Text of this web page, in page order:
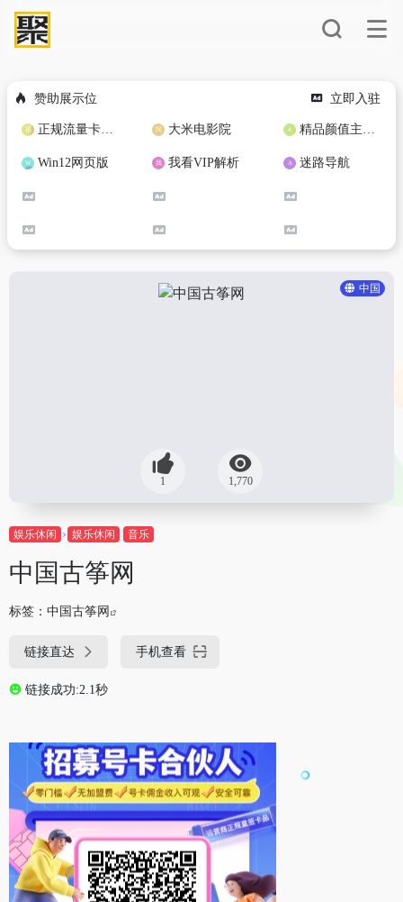
赞助展示位 立即入驻
正规流量卡免费加盟合作 大米电影院 精品颜值主播定制
Win12网页版 我看VIP解析 迷路导航
中国
1 1,770
娱乐休闲 娱乐休闲 音乐
中国古筝网
标签： 中国古筝网
链接直达 手机查看
链接成功:2.1秒